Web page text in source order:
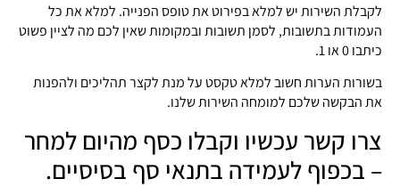
לקבלת השירות יש למלא בפירוט את טופס הפנייה. למלא את כל
העמודות בתשובות, לסמן תשובות ובמקומות שאין לכם מה לציין פשוט
כיתבו 0 או 1.
בשורות הערות חשוב למלא טקסט על מנת לקצר תהליכים ולהפנות
את הבקשה שלכם למומחה השירות שלנו.
צרו קשר עכשיו וקבלו כסף מהיום למחר
– בכפוף לעמידה בתנאי סף בסיסיים.